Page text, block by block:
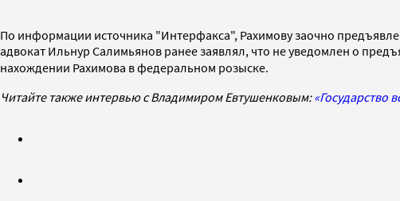
По информации источника "Интерфакса", Рахимову заочно
адвокат Ильнур Салимьянов ранее заявлял, что не уведомлен о
нахождении Рахимова в федеральном розыске.
Читайте также интервью с Владимиром Евтушенковым:«Государство